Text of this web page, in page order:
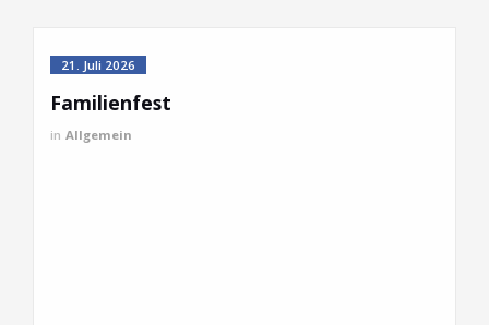
21. Juli 2026
Familienfest
in Allgemein